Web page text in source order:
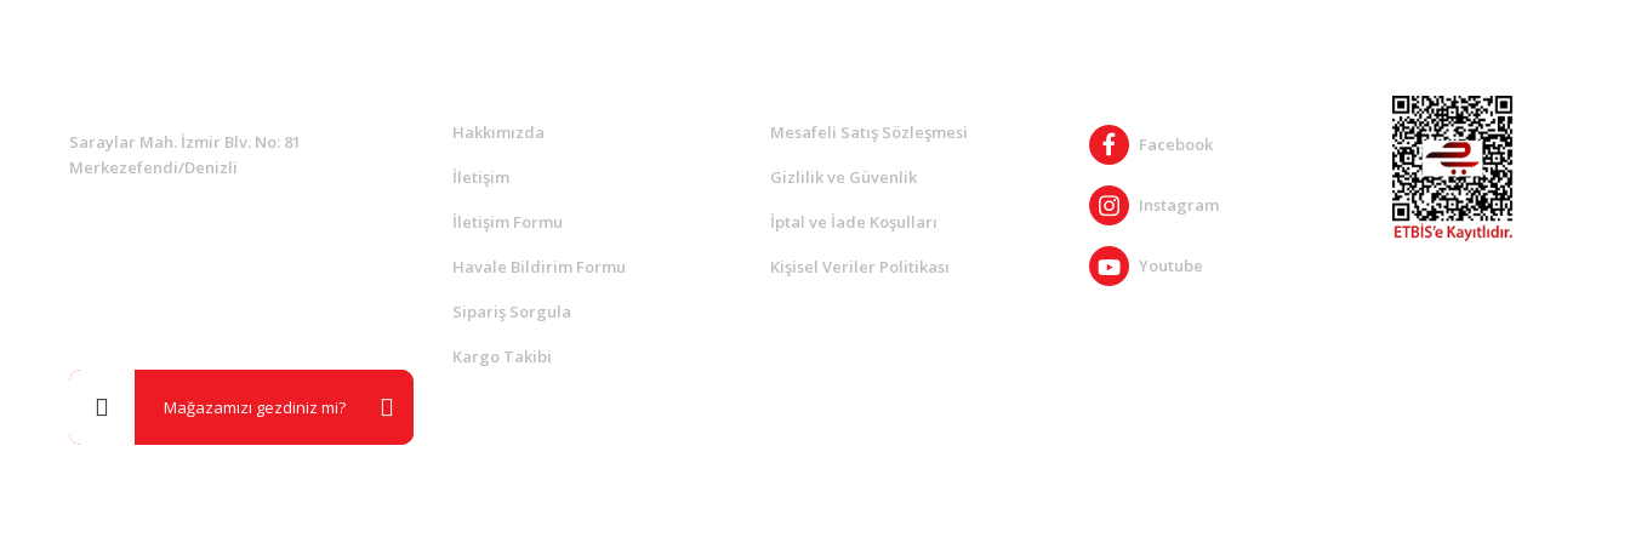
Saraylar Mah. İzmir Blv. No: 81
Merkezefendi/Denizli
Mağazamızı gezdiniz mi?
Hakkımızda
İletişim
İletişim Formu
Havale Bildirim Formu
Sipariş Sorgula
Kargo Takibi
Mesafeli Satış Sözleşmesi
Gizlilik ve Güvenlik
İptal ve İade Koşulları
Kişisel Veriler Politikası
Facebook
Instagram
Youtube